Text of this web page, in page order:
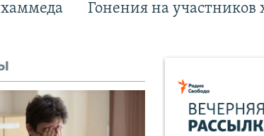
Гонения на участников